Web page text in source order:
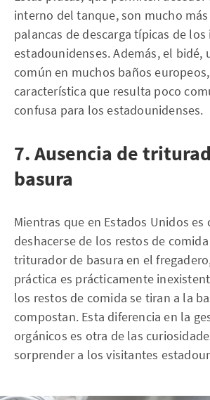
interno del tanque, son mucho
palancas de descarga típicas de
estadounidenses. Además, el bidé,
común en muchos baños
característica que resulta poco
confusa para los estadounidenses.
7. Ausencia de
basura
Mientras que en Estados Unidos es
deshacerse de los restos de
triturador de basura en el
práctica es prácticamente
los restos de comida se tiran a la
compostan. Esta diferencia en la
orgánicos es otra de las
sorprender a los visitantes